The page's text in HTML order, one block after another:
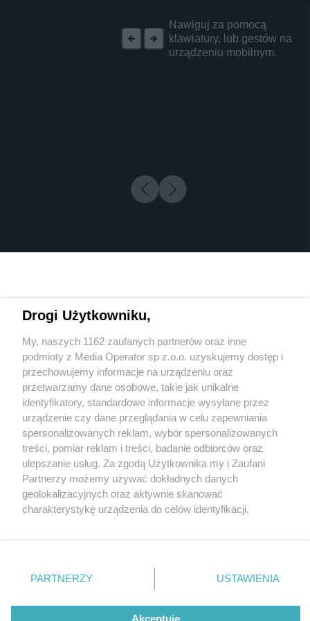
Nawiguj za pomocą
klawiatury, lub gestów na
urządzeniu mobilnym.
1 / 0
Wydawca mediów lokalnych
Nie zapomnij
zapoznać się z:
polityką prywatności regulamin korzystania z portali
Twojemiasto
Piekary Śląskie
Chorzów
Tarnowskie Góry
Gliwice
Skontakuj sięz nami
Kontakt
Wydawca
Redakcja
Drogi Użytkowniku,
My, naszych 1162 zaufanych partnerów oraz inne
podmioty z Media Operator sp z.o.o. uzyskujemy dostęp i
przechowujemy informacje na urządzeniu oraz
przetwarzamy dane osobowe, takie jak unikalne
identyfikatory, standardowe informacje wysyłane przez
urządzenie czy dane przeglądania w celu zapewniania
spersonalizowanych reklam, wybór spersonalizowanych
treści, pomiar reklam i treści, badanie odbiorców oraz
ulepszanie usług. Za zgodą Użytkownika my i Zaufani
Partnerzy możemy używać dokładnych danych
geolokalizacyjnych oraz aktywnie skanować
charakterystykę urządzenia do celów identyfikacji.
zmienić/wycofać klikając przycisk ustawień prywatności
znajdujący się w lewym dolnym rogu strony
rodzaje przetwarzania danych nie wymagają zgody
użytkownika, ale masz prawo sprzeciwić się takiemu
PARTNERZY USTAWIENIA
Akceptuję